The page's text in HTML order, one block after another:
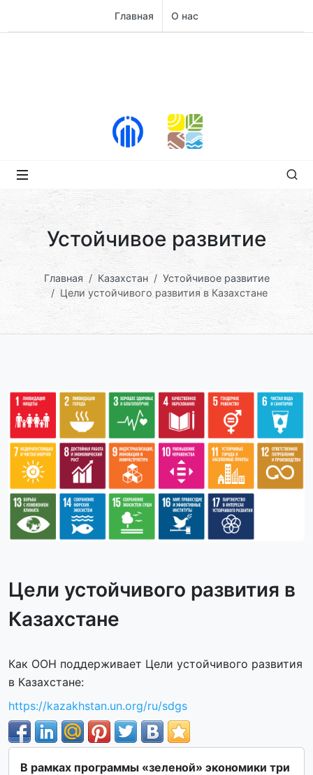
Главная О нас
Устойчивое развитие
Главная Казахстан
Устойчивое развитие
Цели устойчивого развития в Казахстане
Цели устойчивого развития в
Казахстане
Как ООН поддерживает Цели устойчивого развития
в Казахстане:
https://kazakhstan.un.org/ru/sdgs
В рамках программы «зеленой» экономики три